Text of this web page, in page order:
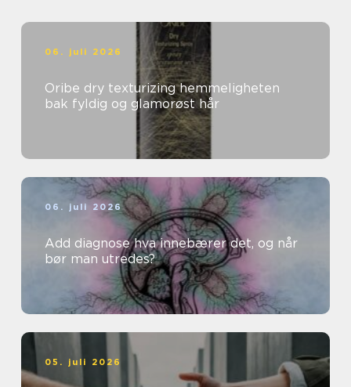
06. juli 2026
Oribe dry texturizing hemmeligheten
bak fyldig og glamorøst hår
06. juli 2026
Add diagnose hva innebærer det, og når
bør man utredes?
05. juli 2026